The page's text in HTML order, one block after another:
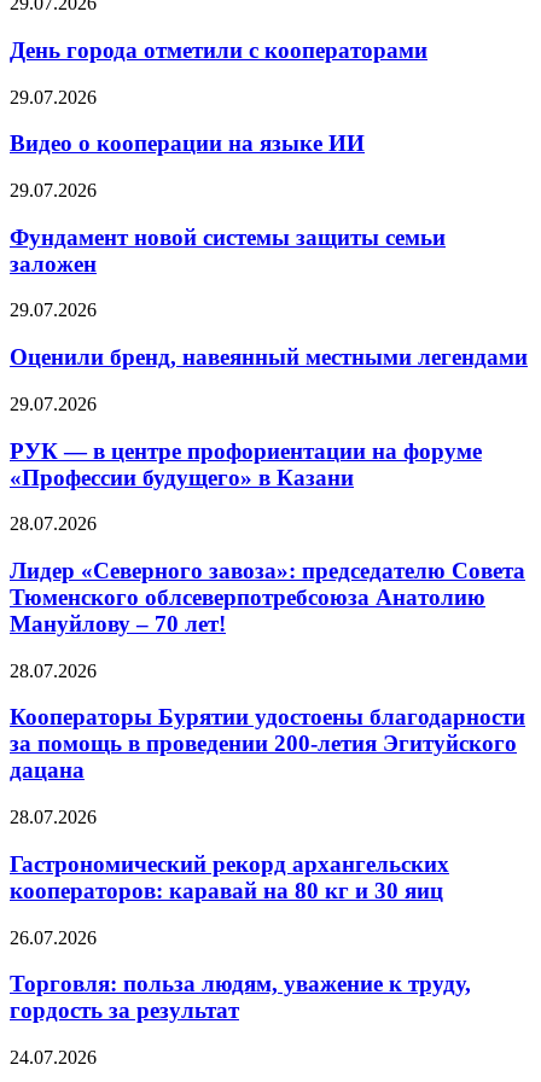
День города отметили с кооператорами
29.07.2026
Видео о кооперации на языке ИИ
29.07.2026
Фундамент новой системы защиты семьи
заложен
29.07.2026
Оценили бренд, навеянный местными легендами
29.07.2026
РУК — в центре профориентации на форуме
«Профессии будущего» в Казани
28.07.2026
Лидер «Северного завоза»: председателю Совета
Тюменского облсеверпотребсоюза Анатолию
Мануйлову – 70 лет!
28.07.2026
Кооператоры Бурятии удостоены благодарности
за помощь в проведении 200-летия Эгитуйского
дацана
28.07.2026
Гастрономический рекорд архангельских
кооператоров: каравай на 80 кг и 30 яиц
26.07.2026
Торговля: польза людям, уважение к труду,
гордость за результат
24.07.2026